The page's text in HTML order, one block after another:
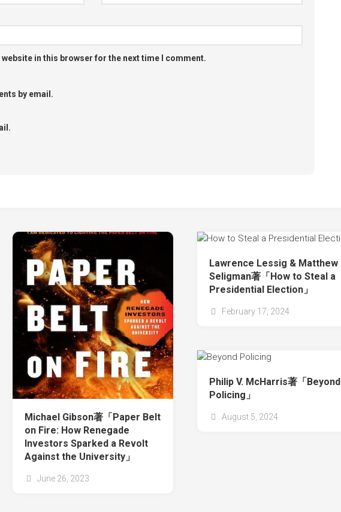
website in this browser for the next time I comment.
by email.
Michael Gibson著「Paper Belt
on Fire: How Renegade
Investors Sparked a Revolt
Against the University」
June 26, 2023
Lawrence Lessig & Matthew
Seligman著「How to Steal a
Presidential Election」
February 17, 2024
Philip V. McHarris著「Beyond
Policing」
August 5, 2024